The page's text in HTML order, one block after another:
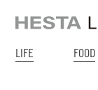
LIFE FOOD